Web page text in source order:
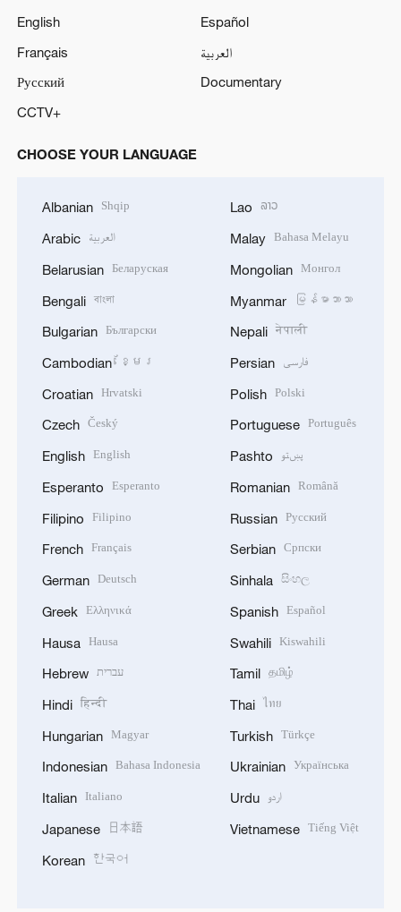
English
Español
Français
العربية
Русский
Documentary
CCTV+
CHOOSE YOUR LANGUAGE
Albanian Shqip
Arabic العربية
Belarusian Беларуская
Bengali বাংলা
Bulgarian Български
Cambodian ខ្មែរ
Croatian Hrvatski
Czech Český
English English
Esperanto Esperanto
Filipino Filipino
French Français
German Deutsch
Greek Ελληνικά
Hausa Hausa
Hebrew עברית
Hindi हिन्दी
Hungarian Magyar
Indonesian Bahasa Indonesia
Italian Italiano
Japanese 日本語
Korean 한국어
Lao ລາວ
Malay Bahasa Melayu
Mongolian Монгол
Myanmar မြန်မာဘာသာ
Nepali नेपाली
Persian فارسی
Polish Polski
Portuguese Português
Pashto پښتو
Romanian Română
Russian Русский
Serbian Српски
Sinhala සිංහල
Spanish Español
Swahili Kiswahili
Tamil தமிழ்
Thai ไทย
Turkish Türkçe
Ukrainian Українська
Urdu اردو
Vietnamese Tiếng Việt